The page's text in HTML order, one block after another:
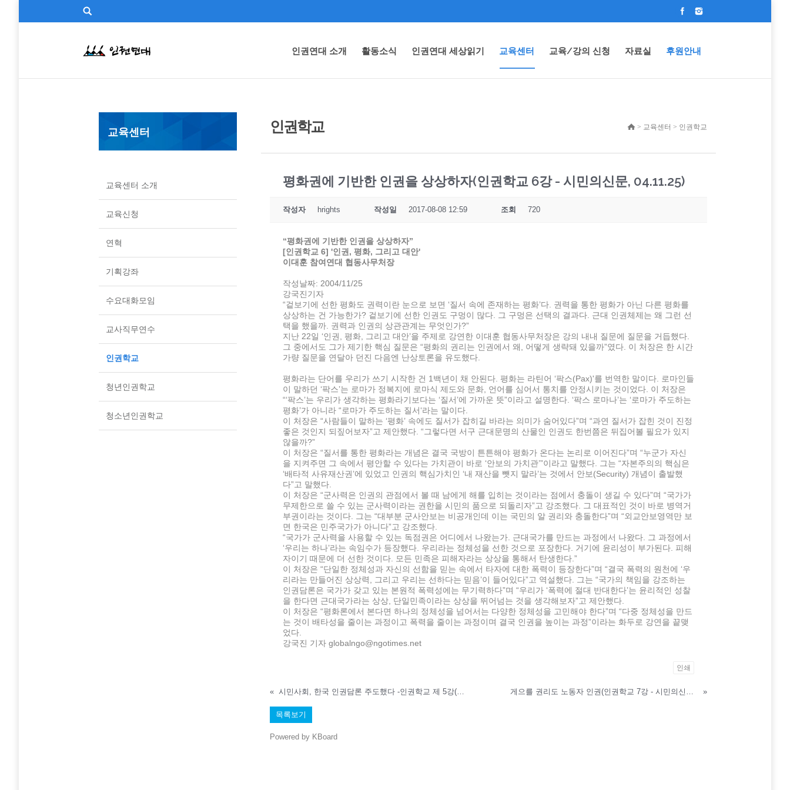
인권연대 소개 활동소식 인권연대 세상읽기 교육센터 교육/강의 신청 자료실 후원안내
교육센터
교육센터 소개
교육신청
연혁
기획강좌
수요대화모임
교사직무연수
인권학교
청년인권학교
청소년인권학교
인권학교 > 교육센터 > 인권학교
평화권에 기반한 인권을 상상하자(인권학교 6강 - 시민의신문, 04.11.25)
작성자 hrights 작성일 2017-08-08 12:59 조회 720
“평화권에 기반한 인권을 상상하자”
[인권학교 6] '인권, 평화, 그리고 대안'
이대훈 참여연대 협동사무처장
작성날짜: 2004/11/25
강국진기자
“겉보기에 선한 평화도 권력이란 눈으로 보면 ‘질서 속에 존재하는 평화’다. 권력을 통한 평화가 아닌 다른 평화를
상상하는 건 가능한가? 겉보기에 선한 인권도 구멍이 많다. 그 구멍은 선택의 결과다. 근대 인권체제는 왜 그런 선
택을 했을까. 권력과 인권의 상관관계는 무엇인가?”
지난 22일 ‘인권, 평화, 그리고 대안’을 주제로 강연한 이대훈 협동사무처장은 강의 내내 질문에 질문을 거듭했다.
그 중에서도 그가 제기한 핵심 질문은 “평화의 권리는 인권에서 왜, 어떻게 생략돼 있을까”였다. 이 처장은 한 시간
가량 질문을 연달아 던진 다음엔 난상토론을 유도했다.
평화라는 단어를 우리가 쓰기 시작한 건 1백년이 채 안된다. 평화는 라틴어 ‘팍스(Pax)'를 번역한 말이다. 로마인들
이 말하던 ‘팍스’는 로마가 정복지에 로마식 제도와 문화, 언어를 심어서 통치를 안정시키는 것이었다. 이 처장은
“‘팍스’는 우리가 생각하는 평화라기보다는 ‘질서’에 가까운 뜻”이라고 설명한다. ‘팍스 로마나’는 ‘로마가 주도하는
평화’가 아니라 “로마가 주도하는 질서‘라는 말이다.
이 처장은 “사람들이 말하는 ‘평화’ 속에도 질서가 잡히길 바라는 의미가 숨어있다”며 “과연 질서가 잡힌 것이 진정
좋은 것인지 되짚어보자”고 제안했다. “그렇다면 서구 근대문명의 산물인 인권도 한번쯤은 뒤집어볼 필요가 있지
않을까?”
이 처장은 “질서를 통한 평화라는 개념은 결국 국방이 튼튼해야 평화가 온다는 논리로 이어진다”며 “누군가 자신
을 지켜주면 그 속에서 평안할 수 있다는 가치관이 바로 ‘안보의 가치관’”이라고 말했다. 그는 “자본주의의 핵심은
‘배타적 사유재산권’에 있었고 인권의 핵심가치인 ‘내 재산을 뺏지 말라’는 것에서 안보(Security) 개념이 출발했
다”고 말했다.
이 처장은 “군사력은 인권의 관점에서 볼 때 남에게 해를 입히는 것이라는 점에서 충돌이 생길 수 있다”며 “국가가
무제한으로 쓸 수 있는 군사력이라는 권한을 시민의 품으로 되돌리자”고 강조했다. 그 대표적인 것이 바로 병역거
부권이라는 것이다. 그는 “대부분 군사안보는 비공개인데 이는 국민의 알 권리와 충돌한다”며 “외교안보영역만 보
면 한국은 민주국가가 아니다”고 강조했다.
“국가가 군사력을 사용할 수 있는 독점권은 어디에서 나왔는가. 근대국가를 만드는 과정에서 나왔다. 그 과정에서
‘우리는 하나’라는 속임수가 등장했다. 우리라는 정체성을 선한 것으로 포장한다. 거기에 윤리성이 부가된다. 피해
자이기 때문에 더 선한 것이다. 모든 민족은 피해자라는 상상을 통해서 탄생한다.”
이 처장은 “단일한 정체성과 자신의 선함을 믿는 속에서 타자에 대한 폭력이 등장한다”며 “결국 폭력의 원천에 ‘우
리라는 만들어진 상상력, 그리고 우리는 선하다는 믿음’이 들어있다”고 역설했다. 그는 “국가의 책임을 강조하는
인권담론은 국가가 갖고 있는 본원적 폭력성에는 무기력하다”며 “우리가 ‘폭력에 절대 반대한다’는 윤리적인 성찰
을 한다면 근대국가라는 상상, 단일민족이라는 상상을 뛰어넘는 것을 생각해보자”고 제안했다.
이 처장은 “평화론에서 본다면 하나의 정체성을 넘어서는 다양한 정체성을 고민해야 한다”며 “다중 정체성을 만드
는 것이 배타성을 줄이는 과정이고 폭력을 줄이는 과정이며 결국 인권을 높이는 과정”이라는 화두로 강연을 끝맺
었다.
강국진 기자 globalngo@ngotimes.net
인쇄
« 시민사회, 한국 인권담론 주도했다 -인권학교 제 5강(시민의신문, 04.11.19) 게으를 권리도 노동자 인권(인권학교 7강 - 시민의신문, 04.12.02) »
목록보기
Powered by KBoard